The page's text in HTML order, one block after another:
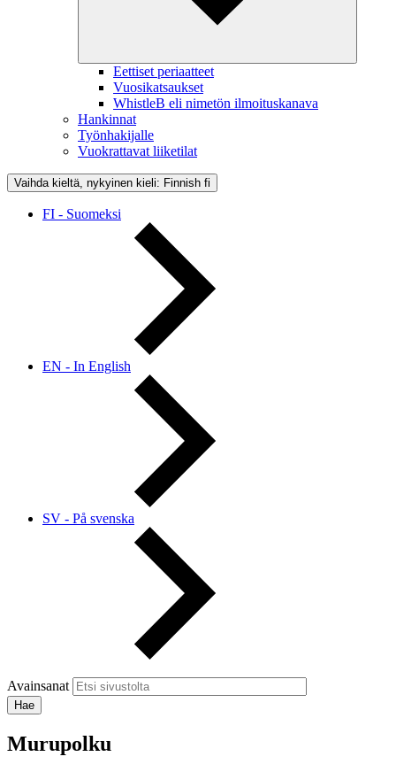
Eettiset periaatteet
Vuosikatsaukset
WhistleB eli nimetön ilmoituskanava
Hankinnat
Työnhakijalle
Vuokrattavat liiketilat
Vaihda kieltä, nykyinen kieli: Finnish fi
FI - Suomeksi
EN - In English
SV - På svenska
Avainsanat
Murupolku